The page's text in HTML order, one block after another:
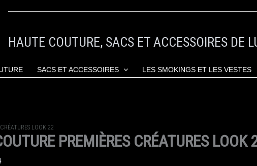
HAUTE COUTURE, SACS ET ACCESSOIRES DE
SACS ET ACCESSOIRES LES SMOKINGS ET LES VESTES
LOOK 22
PREMIÈRES CRÉATURES LOOK